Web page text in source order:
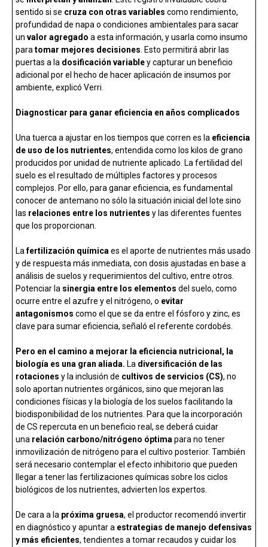
sentido si se cruza con otras variables como rendimiento,
profundidad de napa o condiciones ambientales para sacar
un valor agregado a esta información, y usarla como insumo
para tomar mejores decisiones . Esto permitirá abrir las
puertas a la dosificación variabley capturar un beneficio
adicional por el hecho de hacer aplicación de insumos por
ambiente, explicó Verri.
Diagnosticar para ganar eficiencia en años complicados
Una tuerca a ajustar en los tiempos que corren es la eficiencia
de uso de los nutrientes, entendida como los kilos de grano
producidos por unidad de nutriente aplicado. La fertilidad del
suelo es el resultado de múltiples factores y procesos
complejos. Por ello, para ganar eficiencia, es fundamental
conocer de antemano no sólo la situación inicial del lote sino
las relaciones entre los nutrientes y las diferentes fuentes
que los proporcionan.
Lafertilización química es el aporte de nutrientes más usado
y de respuesta más inmediata, con dosis ajustadas en base a
análisis de suelos y requerimientos del cultivo, entre otros.
Potenciar la sinergia entre los elementos del suelo, como
ocurre entre el azufre y el nitrógeno, o evitar
antagonismos como el que se da entre el fósforo y zinc, es
clave para sumar eficiencia, señaló el referente cordobés.
Pero en el camino a mejorar la eficiencia nutricional, la
biología es una gran aliada. La diversificación de las
rotaciones y la inclusión de cultivos de servicios (CS), no
solo aportan nutrientes orgánicos, sino que mejoran las
condiciones físicas y la biología de los suelos facilitando la
biodisponibilidad de los nutrientes. Para que la incorporación
de CS repercuta en un beneficio real, se deberá cuidar
una relación carbono/nitrógeno óptima para no tener
inmovilización de nitrógeno para el cultivo posterior. También
será necesario contemplar el efecto inhibitorio que pueden
llegar a tener las fertilizaciones químicas sobre los ciclos
biológicos de los nutrientes, advierten los expertos.
De cara a la próxima gruesa, el productor recomendó invertir
en diagnóstico y apuntar a estrategias de manejo defensivas
y más eficientes, tendientes a tomar recaudos y cuidar los